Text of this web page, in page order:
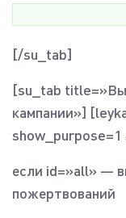
[/su_tab]
[su_tab
кампании»]
если id=»all» —
пожертвований